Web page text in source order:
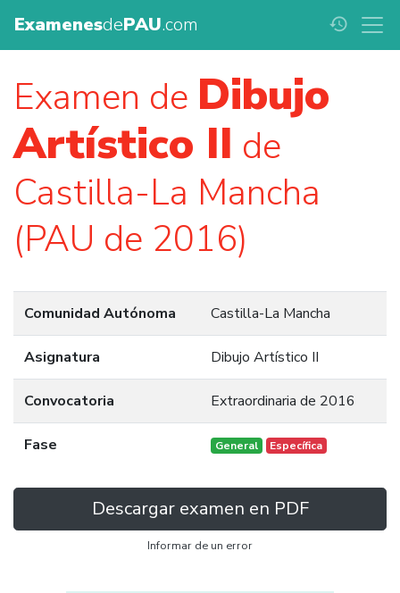
ExamenesdePAU.com history
Examen de Dibujo
Artístico II de
Castilla-La Mancha
(PAU de 2016)
Comunidad Autónoma Castilla-La Mancha
Asignatura Dibujo Artístico II
Convocatoria Extraordinaria de 2016
Fase General Específica
Descargar examen en PDF
Informar de un error